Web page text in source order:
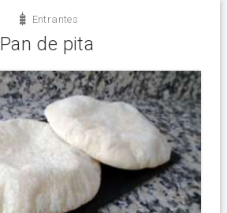
Entrantes
Pan de pita